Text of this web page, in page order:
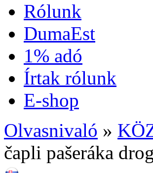
Rólunk
DumaEst
1% adó
Írtak rólunk
E-shop
Olvasnivaló »
čapli pašeráka